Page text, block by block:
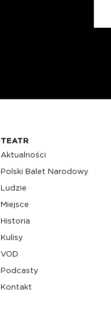
TEATR
Aktualności
Polski Balet Narodowy
Ludzie
Miejsce
Historia
Kulisy
VOD
Podcasty
Kontakt